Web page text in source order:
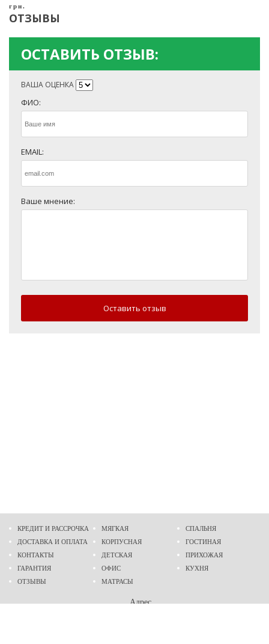
грн.
ОТЗЫВЫ
ОСТАВИТЬ ОТЗЫВ:
ВАША ОЦЕНКА
ФИО:
EMAIL:
Ваше мнение:
Оставить отзыв
КРЕДИТ И РАССРОЧКА
ДОСТАВКА И ОПЛАТА
КОНТАКТЫ
ГАРАНТИЯ
ОТЗЫВЫ
МЯГКАЯ
КОРПУСНАЯ
ДЕТСКАЯ
ОФИС
МАТРАСЫ
СПАЛЬНЯ
ГОСТИНАЯ
ПРИХОЖАЯ
КУХНЯ
Адрес